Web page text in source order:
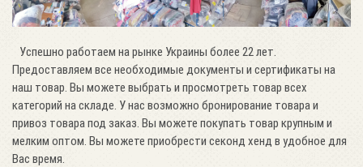
Успешно работаем на рынке Украины более 22 лет.
Предоставляем все необходимые документы и сертификаты на
наш товар. Вы можете выбрать и просмотреть товар всех
категорий на складе. У нас возможно бронирование товара и
привоз товара под заказ. Вы можете покупать товар крупным и
мелким оптом. Вы можете приобрести секонд хенд в удобное для
Вас время.